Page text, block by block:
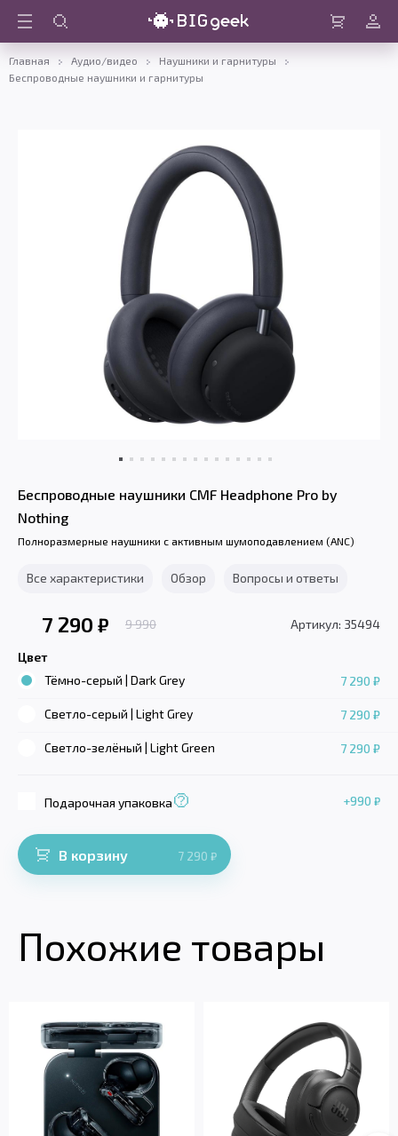
Войти
Главная Аудио/видео
Наушники и гарнитуры
Беспроводные наушники и гарнитуры
Беспроводные наушники CMF Headphone Pro by
Nothing
Полноразмерные наушники с активным шумоподавлением (ANC)
Все характеристики Обзор Вопросы и ответы
7 290 ₽ 9 990 Артикул: 35494
Цвет
Тёмно-серый | Dark Grey
7 290 ₽
Светло-серый | Light Grey 7 290 ₽
Светло-зелёный | Light Green 7 290 ₽
Подарочная упаковка +990 ₽
В корзину 7 290 ₽
Похожие товары